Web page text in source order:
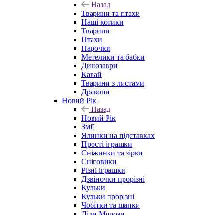
Назад
Тварини та птахи
Наші котики
Тварини
Птахи
Парочки
Метелики та бабки
Динозаври
Кавай
Тварини з листами
Дракони
Новий Рік
Назад
Новий Рік
Змії
Ялинки на підставках
Прості іграшки
Сніжинки та зірки
Сніговики
Різні іграшки
Дзвіночки прорізні
Кульки
Кульки прорізні
Чобітки та шапки